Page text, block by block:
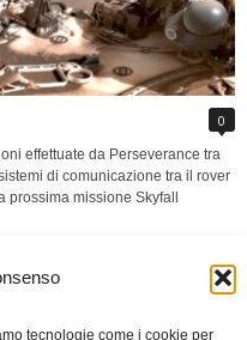
tecnologie come i cookie per
0
effettuate da Perseverance tra
di comunicazione tra il rover
prossima missione Skyfall